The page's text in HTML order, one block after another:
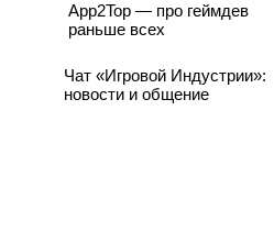
App2Top — про геймдев
раньше всех
Чат «Игровой Индустрии»:
новости и общение